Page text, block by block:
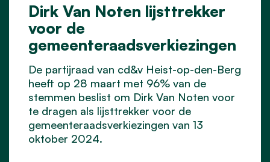
Dirk Van Noten lijsttrekker
voor de
gemeenteraadsverkiezingen
De partijraad van cd&v Heist-op-den-Berg
heeft op 28 maart met 96% van de
stemmen beslist om Dirk Van Noten voor
te dragen als lijsttrekker voor de
gemeenteraadsverkiezingen van 13
oktober 2024.